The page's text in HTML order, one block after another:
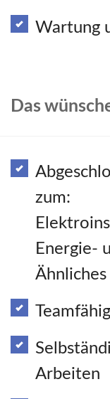
Wartung
Das
zum:
Energie-
Ähnliches
Arbeiten